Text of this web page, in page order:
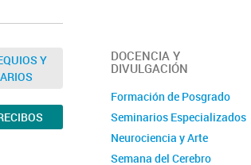
Y
DOCENCIA Y
DIVULGACIÓN
Formación de Posgrado
Seminarios Especializados
Neurociencia y Arte
Semana del Cerebro